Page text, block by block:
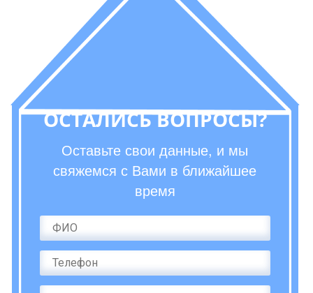
ОСТАЛИСЬ ВОПРОСЫ?
Оставьте свои данные, и мы
свяжемся с Вами в ближайшее
время